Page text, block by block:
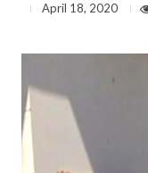
April 18, 2020